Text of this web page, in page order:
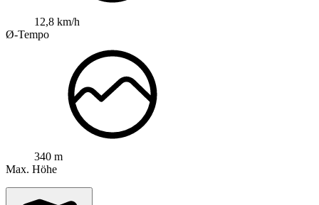
12,8 km/h
Ø-Tempo
340 m
Max. Höhe